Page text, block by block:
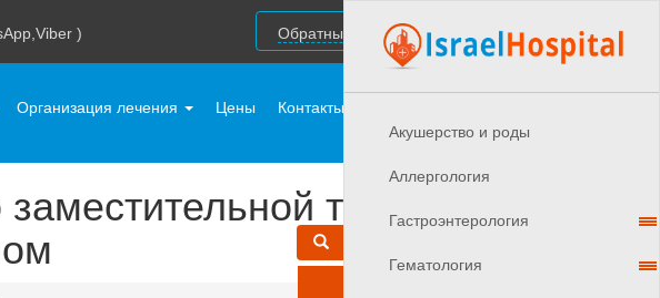
Акушерствo и роды
Аллергология
Гастроэнтерология
Гематология
) Обратный звонок
Организация лечения Цены Контакты
терапии